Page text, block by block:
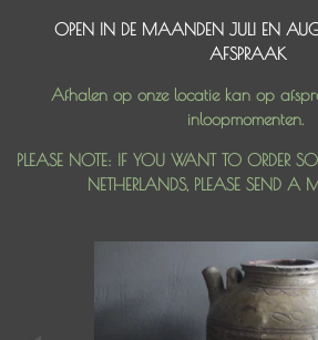
OPEN IN DE MAANDEN JULI EN
AFSPRAAK
Afhalen op onze locatie kan op
inloopmomenten.
PLEASE NOTE: IF YOU WANT TO ORDER
NETHERLANDS, PLEASE SEND A